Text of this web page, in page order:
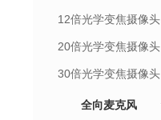
12倍光学变焦摄像头
20倍光学变焦摄像头
30倍光学变焦摄像头
全向麦克风